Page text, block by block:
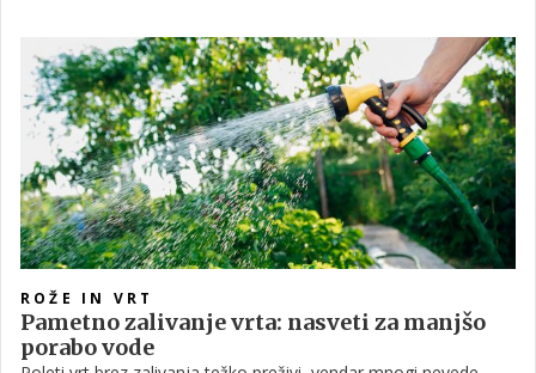
pravilni negi bo ista rastlina uspevala več let.
ROŽE IN VRT
Pametno zalivanje vrta: nasveti za manjšo
porabo vode